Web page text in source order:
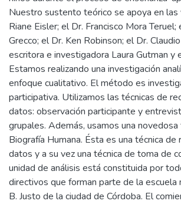
Nuestro sustento teórico se apoya en las
Riane Eisler; el Dr. Francisco Mora Teruel;
Grecco; el Dr. Ken Robinson; el Dr.
escritora e investigadora Laura Gutman y
Estamos realizando una investigación
enfoque cualitativo. El método es
participativa. Utilizamos las técnicas de
datos: observación participante y
grupales. Además, usamos una novedosa
Biografía Humana. Ésta es una técnica de
datos y a su vez una técnica de toma de
unidad de análisis está constituida por
directivos que forman parte de la escuela
B. Justo de la ciudad de Córdoba. El